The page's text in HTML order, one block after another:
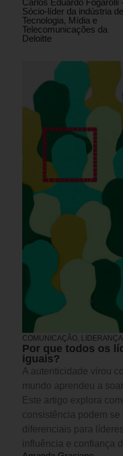
Sócio-líder da indústria de
Tecnologia, Mídia e
Telecomunicações da
Deloitte
COMUNICAÇÃO LIDERANÇA
Por que todos os
iguais?
A autenticidade virou
mundo aprendeu a
Este artigo explora
consistência podem
diferenciais para
influência e confiança